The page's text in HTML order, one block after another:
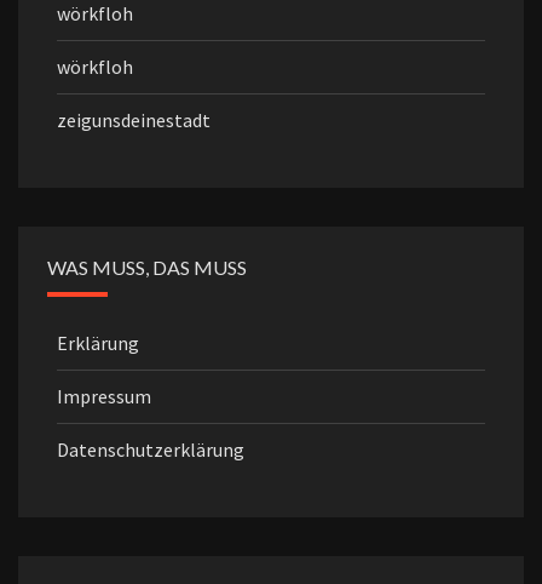
wörkfloh
wörkfloh
zeigunsdeinestadt
WAS MUSS, DAS MUSS
Erklärung
Impressum
Datenschutzerklärung